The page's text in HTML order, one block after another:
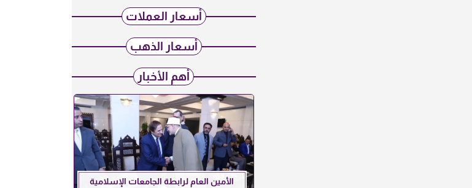
أسعار العملات
أسعار الذهب
أهم الأخبار
الأمين العام لرابطة الجامعات الإسلامية